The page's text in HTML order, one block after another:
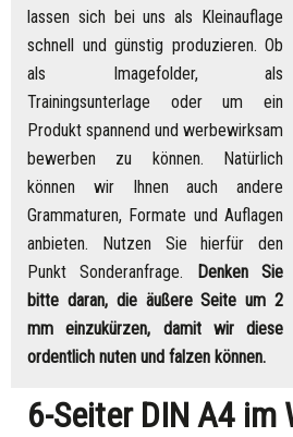
lassen sich bei uns als Kleinauflage
schnell und günstig produzieren. Ob
als Imagefolder, als
Trainingsunterlage oder um ein
Produkt spannend und werbewirksam
bewerben zu können. Natürlich
können wir Ihnen auch andere
Grammaturen, Formate und Auflagen
anbieten. Nutzen Sie hierfür den
Punkt Sonderanfrage.
Denken Sie
bitte daran, die äußere Seite um 2
mm einzukürzen, damit wir diese
ordentlich nuten und falzen können.
6-Seiter DIN A4 im